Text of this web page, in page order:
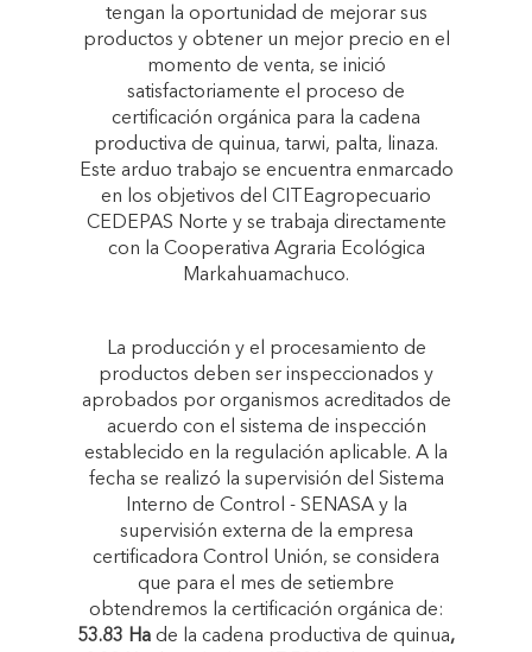
tengan la oportunidad de mejorar sus
productos y obtener un mejor precio en el
momento de venta, se inició
satisfactoriamente el proceso de
certificación orgánica para la cadena
productiva de quinua, tarwi, palta, linaza.
Este arduo trabajo se encuentra enmarcado
en los objetivos del CITEagropecuario
CEDEPAS Norte y se trabaja directamente
con la Cooperativa Agraria Ecológica
Markahuamachuco.
La producción y el procesamiento de
productos deben ser inspeccionados y
aprobados por organismos acreditados de
acuerdo con el sistema de inspección
establecido en la regulación aplicable. A la
fecha se realizó la supervisión del Sistema
Interno de Control - SENASA y la
supervisión externa de la empresa
certificadora Control Unión, se considera
que para el mes de setiembre
obtendremos la certificación orgánica de:
53.83 Ha de la cadena productiva de quinua,